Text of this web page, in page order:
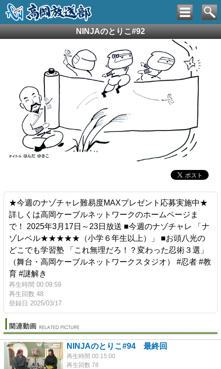
NINJAのとりこ#92
★今週のナゾチャレ難易度MAXプレゼント応募実施中★
詳しくは高岡ケーブルネットワークのホームページま
で！ 2025年3月17日～23日放送 ■今週のナゾチャレ 「ナ
ゾレベル★★★★★（小学６年生以上）」 ■お頭八光の
どこでも学習塾 「これ無理だろ！？変わった忍術３選」
（舞台・高岡ケーブルネットワークスタジオ） #忍者 #教
育 #謎解き
再生時間 00:09:59
再生回数 48
登録日 2025/03/17
NINJAのとりこ#94 最終回
再生時間 00:15:00
再生回数 78